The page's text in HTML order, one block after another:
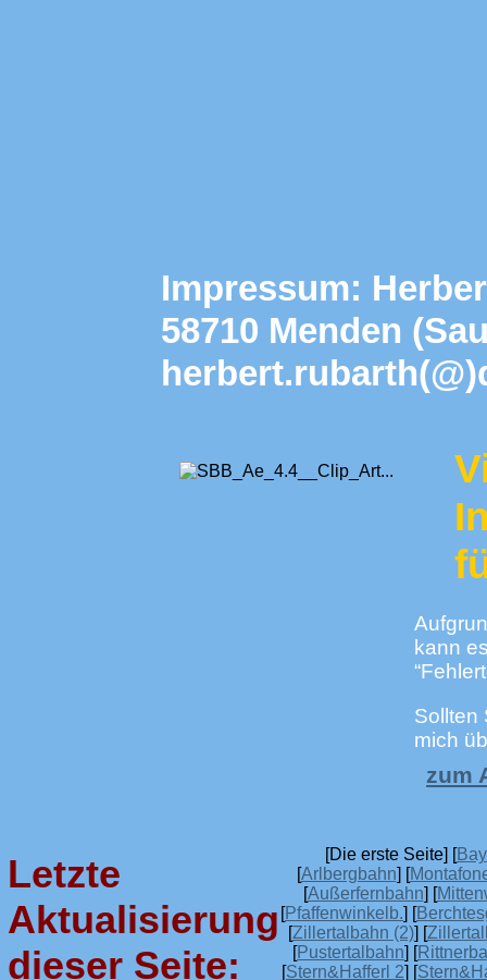
Impressum:
58710 Menden
kann
Sollten
mich
zum
Letzte
Aktualisierung
dieser Seite:
[Die erste Seite] [
[Arlbergbahn] [
[Außerfernbahn] [
[Pfaffenwinkelb.] [
[Zillertalbahn (2)] [
[Pustertalbahn] [
[Stern&Hafferl 2] [